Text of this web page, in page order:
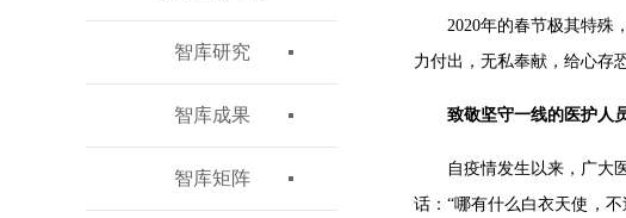
智库研究
智库成果
智库矩阵
2020年的春节极其特殊
力付出，无私奉献，给心存
致敬坚守一线的医护人
自疫情发生以来，广大
话：“哪有什么白衣天使，